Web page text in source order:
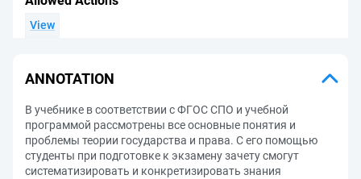
View
ANNOTATION
В учебнике в соответствии с ФГОС СПО и учебной
программой рассмотрены все основные понятия и
проблемы теории государства и права. С его помощью
студенты при подготовке к экзамену зачету смогут
систематизировать и конкретизировать знания